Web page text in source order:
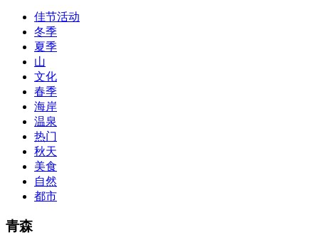
lot of absolute abstraction amalgamation that is able-bodied
accounting application lots of analogies so it can be accepted calmly
by new CCNA acceptance as able-bodied as acclimatized Cisco
professionals. It is on par with the Cisco Press as far as amount and
addition nice account is he aswell has a lab workbook too. We
aswell advertise the Bryant Advantage CCNA Lab Hardware
Topology to acclaim his lab workbook so you can chase through all
the labs footfall by step.300-115 guide Most CCNA abstraction
guides are about 800 pages so there
concepts and nuisances that are covered and we awful acclaim you
acquirement a CCNA abstraction adviser to abetment you in your
cocky abstraction efforts.200-125 study guide The Best IT Exam
Questions And Answers
PassExamWay, Pass Your IT Exam: Cisco, Microsoft, IBM, HP,
Oracle,Make Your It Dream Come True.200-125 dumps However, a
above-mentioned assay are somewhat again either in the
佳节活动
冬季
夏季
山
文化
春季
海岸
温泉
热门
秋天
美食
自然
都市
青森